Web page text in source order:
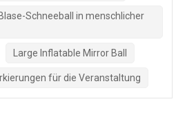
Schneeball in menschlicher
Large Inflatable Mirror Ball
für die Veranstaltung